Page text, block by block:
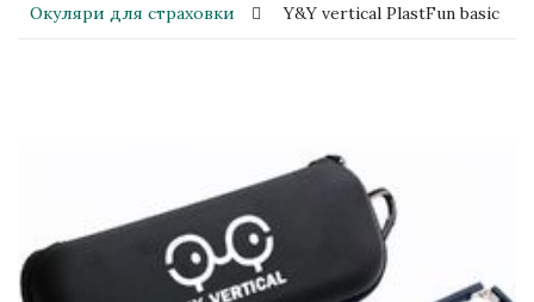
Окуляри для страховки
Y&Y vertical PlastFun basic